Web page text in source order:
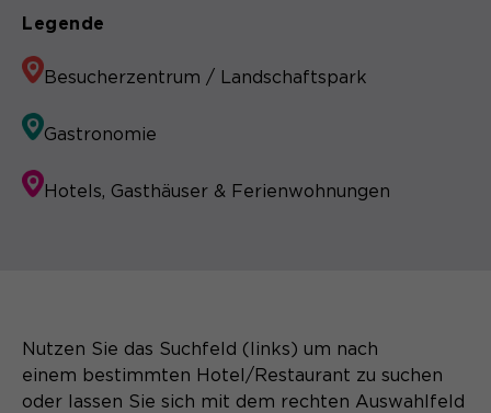
Legende
Besucherzentrum / Landschaftspark
Gastronomie
Hotels, Gasthäuser & Ferienwohnungen
Nutzen Sie das Suchfeld (links) um nach
einem bestimmten Hotel/Restaurant zu suchen
oder lassen Sie sich mit dem rechten Auswahlfeld